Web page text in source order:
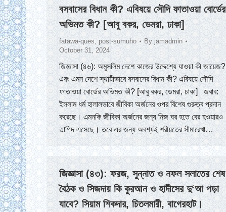
বসবাসের বিধান কী? এবিষয়ে সৌদি ফাতাওয়া বোর্ডের
অভিমত কী? [আবু বকর, ডেমরা, ঢাকা]
fatawa-ques, post-sumuho By jamadmin
October 31, 2024
জিজ্ঞাসা (৪৬): অমুসলিম দেশে কাজের উদ্দেশ্যে যাওয়া কী জায়েজ?
এবং এমন দেশে স্থায়ীভাবে বসবাসের বিধান কী? এবিষয়ে সৌদি
ফাতাওয়া বোর্ডের অভিমত কী? [আবু বকর, ডেমরা, ঢাকা] জবাব:
ইসলাম ধর্ম হালালভাবে জীবিকা অর্জনের ওপর বিশেষ গুরুত্ব প্রদান
করেছে। এমনকি জীবিকা অর্জনের জন্য নিজ ঘর হতে বের হওয়ারও
তাগিদ এসেছে। তবে এর জন্য অবশ্যই শরীয়তের সীমারেখা…
জিজ্ঞাসা (৪৩): ফরজ, সুন্নাত ও নফল সলাতের শেষ
বৈঠক ও সিজদায় কি কুরআন ও হাদীসের দু‘আ পড়া
যাবে? সিয়াম শিকদার, চিতলমারী, বাগেরহাট।